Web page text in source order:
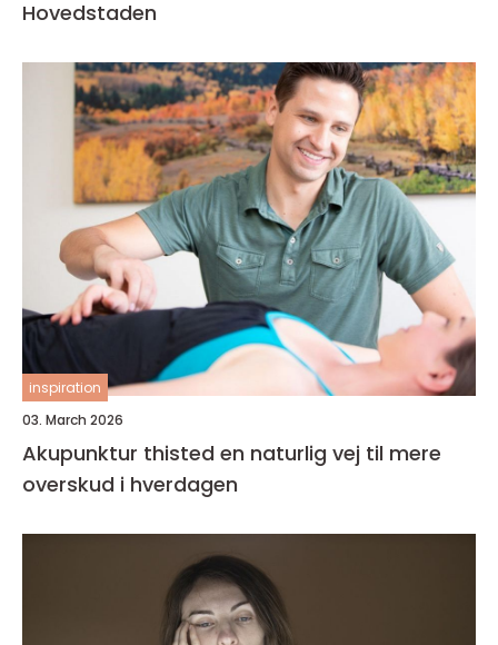
Hovedstaden
inspiration
03. March 2026
Akupunktur thisted en naturlig vej til mere
overskud i hverdagen